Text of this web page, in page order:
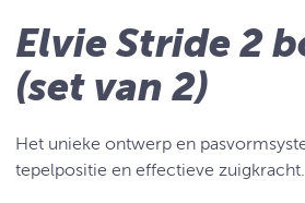
Elvie Stride 2
(set van 2)
Het unieke ontwerp en
tepelpositie en effectieve zuigkracht.